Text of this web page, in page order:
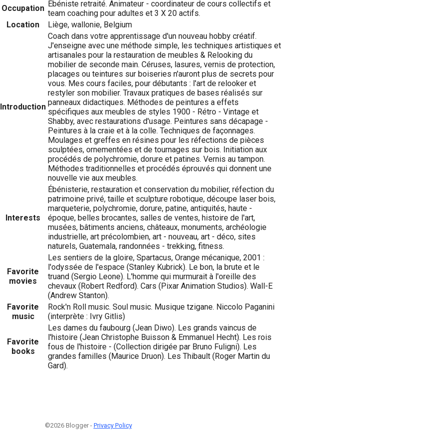
Occupation Ébéniste retraité. Animateur - coordinateur de cours collectifs et
team coaching pour adultes et 3 X 20 actifs.
Location
Liège, wallonie, Belgium
Introduction
Coach dans votre apprentissage d'un nouveau hobby créatif.
J'enseigne avec une méthode simple, les techniques artistiques et
artisanales pour la restauration de meubles & Relooking du
mobilier de seconde main. Céruses, lasures, vernis de protection,
placages ou teintures sur boiseries n'auront plus de secrets pour
vous. Mes cours faciles, pour débutants : l'art de relooker et
restyler son mobilier. Travaux pratiques de bases réalisés sur
panneaux didactiques. Méthodes de peintures a effets
spécifiques aux meubles de styles 1900 - Rétro - Vintage et
Shabby, avec restaurations d'usage. Peintures sans décapage -
Peintures à la craie et à la colle. Techniques de façonnages.
Moulages et greffes en résines pour les réfections de pièces
sculptées, ornementées et de tournages sur bois. Initiation aux
procédés de polychromie, dorure et patines. Vernis au tampon.
Méthodes traditionnelles et procédés éprouvés qui donnent une
nouvelle vie aux meubles.
Interests
Ébénisterie, restauration et conservation du mobilier, réfection du
patrimoine privé, taille et sculpture robotique, découpe laser bois,
marqueterie, polychromie, dorure, patine, antiquités, haute -
époque, belles brocantes, salles de ventes, histoire de l'art,
musées, bâtiments anciens, châteaux, monuments, archéologie
industrielle, art précolombien, art - nouveau, art - déco, sites
naturels, Guatemala, randonnées - trekking, fitness.
Favorite
movies
Les sentiers de la gloire, Spartacus, Orange mécanique, 2001 :
l'odyssée de l'espace (Stanley Kubrick). Le bon, la brute et le
truand (Sergio Leone). L'homme qui murmurait à l'oreille des
chevaux (Robert Redford). Cars (Pixar Animation Studios). Wall-E
(Andrew Stanton).
Favorite
music
Rock'n Roll music. Soul music. Musique tzigane. Niccolo Paganini
(interprète : Ivry Gitlis)
Favorite
books
Les dames du faubourg (Jean Diwo). Les grands vaincus de
l'histoire (Jean Christophe Buisson & Emmanuel Hecht). Les rois
fous de l'histoire - (Collection dirigée par Bruno Fuligni). Les
grandes familles (Maurice Druon). Les Thibault (Roger Martin du
Gard).
©2026 Blogger - Privacy Policy